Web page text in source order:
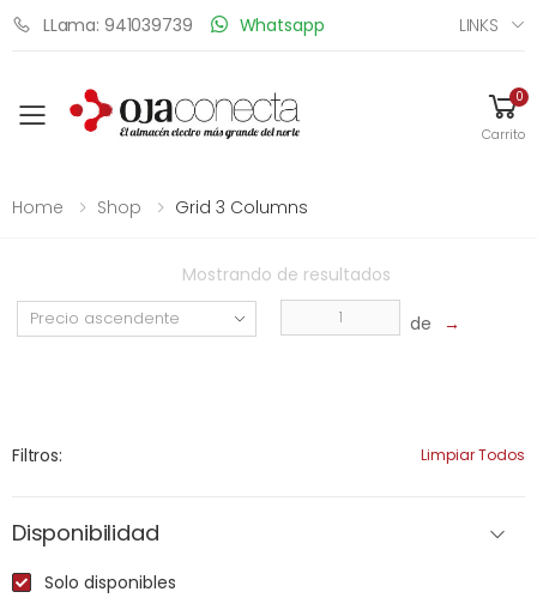
LLama: 941039739 Whatsapp LINKS
Toggle mobile menu
0
Carrito
Home Shop Grid 3 Columns
Mostrando de resultados
de →
Filtros: Limpiar Todos
Disponibilidad
Solo disponibles